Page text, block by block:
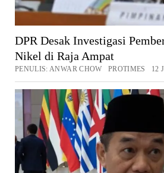
DPR Desak Investigasi
Nikel di Raja Ampat
PENULIS: ANWAR CHOW PROTIMES 12